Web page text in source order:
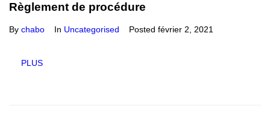
Règlement de procédure
By chabo In Uncategorised Posted février 2, 2021
PLUS